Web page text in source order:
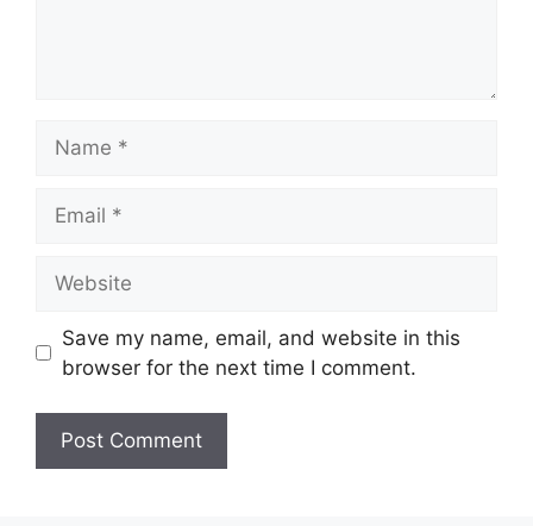
Save my name, email, and website in this
browser for the next time I comment.